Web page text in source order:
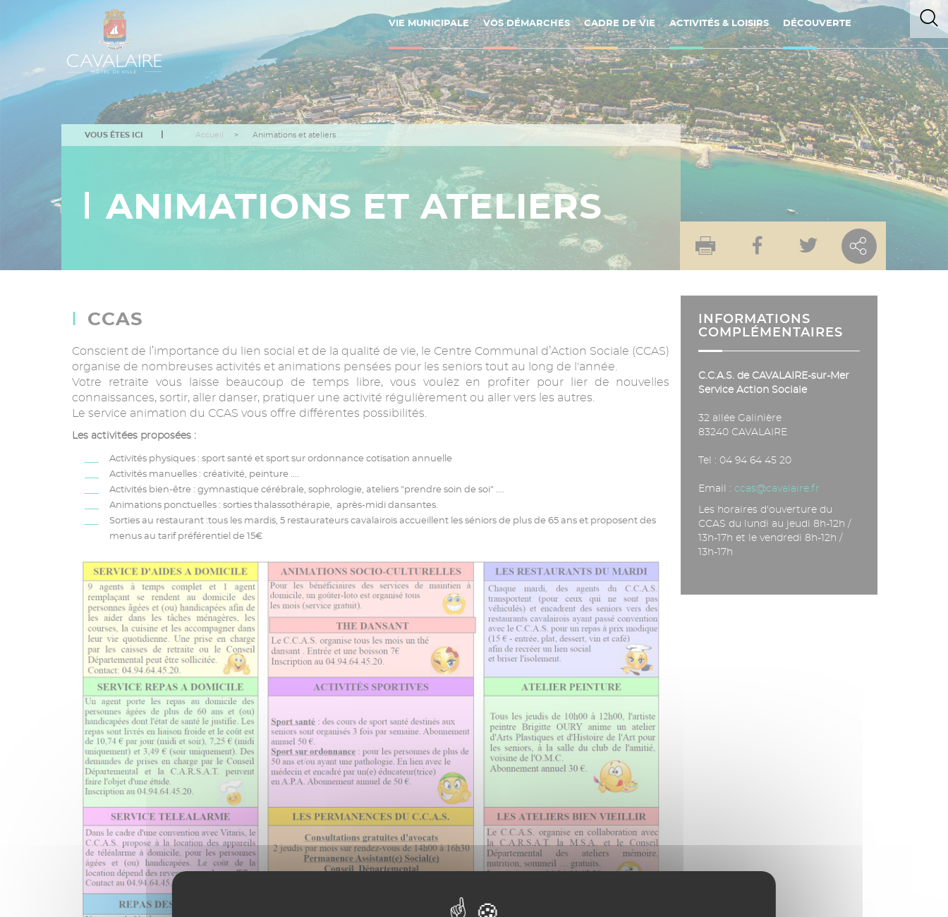
VIE MUNICIPALE VOS DÉMARCHES CADRE DE VIE ACTIVITÉS & LOISIRS DÉCOUVERTE
VOUS ÊTES ICI Accueil Animations et ateliers
ANIMATIONS ET ATELIERS
CCAS
Conscient de l’importance du lien social et de la qualité de vie, le Centre Communal d’Action Sociale (CCAS)
organise de nombreuses activités et animations pensées pour les seniors tout au long de l'année.
Votre retraite vous laisse beaucoup de temps libre, vous voulez en profiter pour lier de nouvelles
connaissances, sortir, aller danser, pratiquer une activité régulièrement ou aller vers les autres.
Le service animation du CCAS vous offre différentes possibilités.
Les activitées proposées :
Activités physiques : sport santé et sport sur ordonnance cotisation annuelle
Activités manuelles : créativité, peinture ....
Activités bien-être : gymnastique cérébrale, sophrologie, ateliers "prendre soin de soi" ....
Animations ponctuelles : sorties thalassothérapie, après-midi dansantes.
Sorties au restaurant :tous les mardis, 5 restaurateurs cavalairois accueillent les séniors de plus de 65 ans et proposent des
menus au tarif préférentiel de 15€
INFORMATIONS
COMPLÉMENTAIRES
C.C.A.S. de CAVALAIRE-sur-Mer
Service Action Sociale
32 allée Galinière
83240 CAVALAIRE
Tel : 04 94 64 45 20
Email : ccas@cavalaire.fr
Les horaires d'ouverture du
CCAS du lundi au jeudi 8h-12h /
13h-17h et le vendredi 8h-12h /
13h-17h